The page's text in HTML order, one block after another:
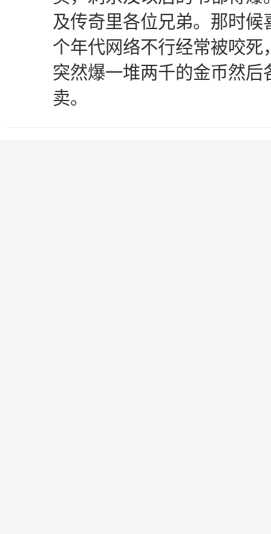
及传奇里各位兄弟。那时
个年代网络不行经常被咬
突然爆一堆两千的金币然
卖。